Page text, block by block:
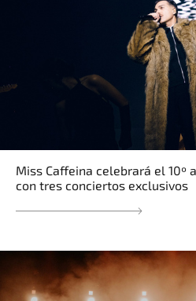
Miss Caffeina celebrará el 10º
con tres conciertos exclusivos